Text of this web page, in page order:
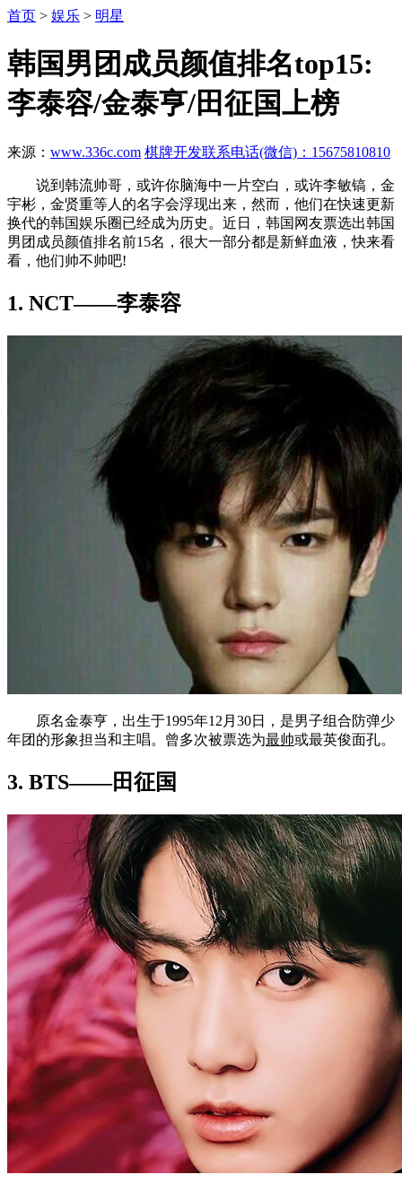
首页 > 娱乐 > 明星
韩国男团成员颜值排名top15:
李泰容/金泰亨/田征国上榜
来源： www.336c.com 棋牌开发联系电话(微信)：15675810810
说到韩流帅哥，或许你脑海中一片空白，或许李敏镐，金
宇彬，金贤重等人的名字会浮现出来，然而，他们在快速更新
换代的韩国娱乐圈已经成为历史。近日，韩国网友票选出韩国
男团成员颜值排名前15名，很大一部分都是新鲜血液，快来看
看，他们帅不帅吧!
1. NCT——李泰容
原名金泰亨，出生于1995年12月30日，是男子组合防弹少
年团的形象担当和主唱。曾多次被票选为最帅或最英俊面孔。
3. BTS——田征国